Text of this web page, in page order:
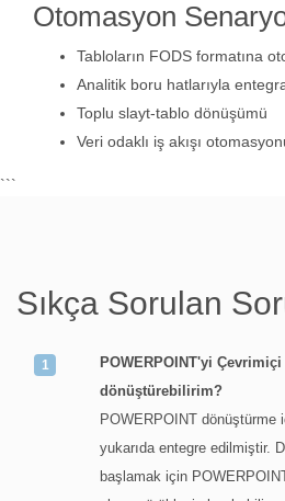
Otomasyon
Tabloların FODS formatına
Analitik boru hatlarıyla
Toplu slayt-tablo dönüşümü
Veri odaklı iş akışı
```
Sıkça Sorulan
POWERPOINT'yi Çevrimiçi
dönüştürebilirim?
POWERPOINT dönüştürme
yukarıda entegre edilmiştir.
başlamak için